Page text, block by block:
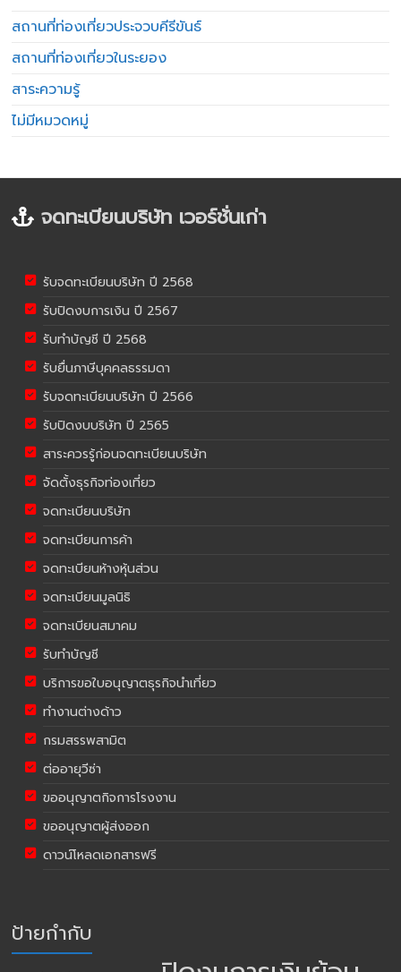
สถานที่ท่องเที่ยวประจวบคีรีขันธ์
สถานที่ท่องเที่ยวในระยอง
สาระความรู้
ไม่มีหมวดหมู่
จดทะเบียนบริษัท เวอร์ชั่นเก่า
รับจดทะเบียนบริษัท ปี 2568
รับปิดงบการเงิน ปี 2567
รับทำบัญชี ปี 2568
รับยื่นภาษีบุคคลธรรมดา
รับจดทะเบียนบริษัท ปี 2566
รับปิดงบบริษัท ปี 2565
สาระควรรู้ก่อนจดทะเบียนบริษัท
จัดตั้งธุรกิจท่องเที่ยว
จดทะเบียนบริษัท
จดทะเบียนการค้า
จดทะเบียนห้างหุ้นส่วน
จดทะเบียนมูลนิธิ
จดทะเบียนสมาคม
รับทำบัญชี
บริการขอใบอนุญาตธุรกิจนำเที่ยว
ทำงานต่างด้าว
กรมสรรพสามิต
ต่ออายุวีซ่า
ขออนุญาตกิจการโรงงาน
ขออนุญาตผู้ส่งออก
ดาวน์โหลดเอกสารฟรี
ป้ายกำกับ